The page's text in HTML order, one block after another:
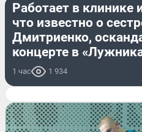
Работает в клинике
что известно о
Дмитриенко,
концерте в
1 час 1 934